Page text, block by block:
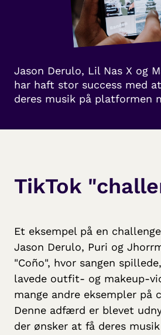
Jason Derulo, Lil Nas X og
har haft stor success med
deres musik på platformen
TikTok
Et eksempel på en
Jason Derulo, Puri og
"Coño", hvor sangen
lavede outfit- og makeup-
mange andre eksempler på
Denne adfærd er blevet
der ønsker at få deres